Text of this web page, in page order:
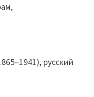
русский